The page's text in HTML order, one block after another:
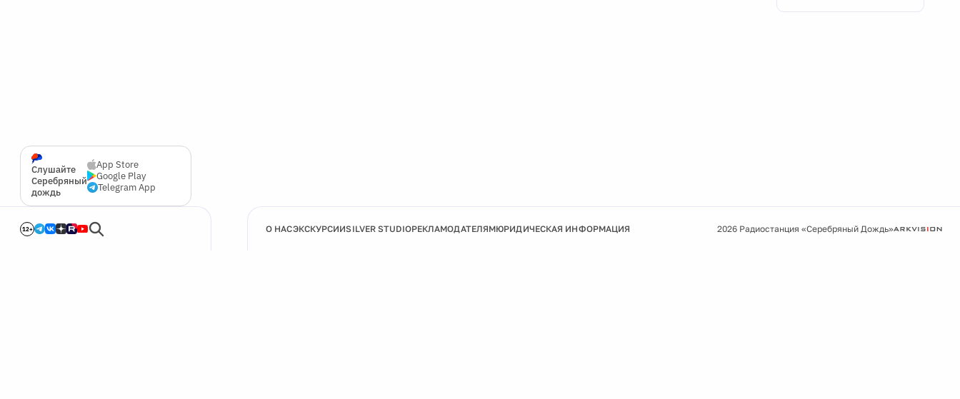
Слушайте
Серебряный
дождь
App Store
Google Play
Telegram App
12+ О НАСЭКСКУРСИИSILVER STUDIOРЕКЛАМОДАТЕЛЯМЮРИДИЧЕСКАЯ ИНФОРМАЦИЯ 2026 Радиостанция «Серебряный Дождь»